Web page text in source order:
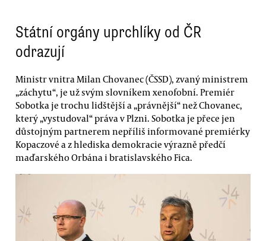
Státní orgány uprchlíky od ČR
odrazují
Ministr vnitra Milan Chovanec (ČSSD), zvaný ministrem
„záchytu“, je už svým slovníkem xenofobní. Premiér
Sobotka je trochu lidštější a „právnější“ než Chovanec,
který „vystudoval“ práva v Plzni. Sobotka je přece jen
důstojným partnerem nepříliš informované premiérky
Kopaczové a z hlediska demokracie výrazně předčí
maďarského Orbána i bratislavského Fica.